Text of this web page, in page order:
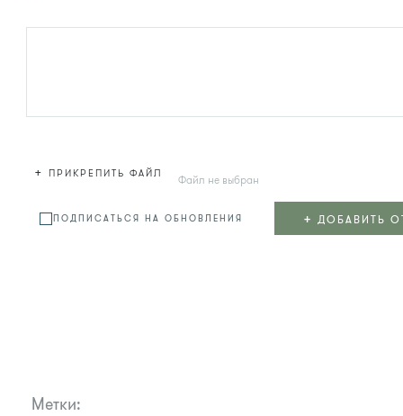
+ ПРИКРЕПИТЬ ФАЙЛ Файл не выбран
ПОДПИСАТЬСЯ НА ОБНОВЛЕНИЯ + ДОБАВИТЬ
Метки: